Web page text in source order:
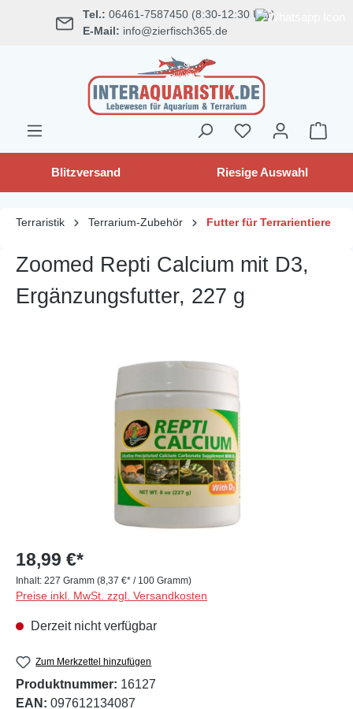
springen Tel.: 06461-7587450 (8:30-12:30 Uhr)
E-Mail: info@zierfisch365.de
Blitzversand Riesige Auswahl
Terraristik Terrarium-Zubehör Futter für Terrarientiere
Zoomed Repti Calcium mit D3,
Ergänzungsfutter, 227 g
Bildergalerie überspringen
18,99 €*
Inhalt: 227 Gramm (8,37 €* / 100 Gramm)
Preise inkl. MwSt. zzgl. Versandkosten
Derzeit nicht verfügbar
Zum Merkzettel hinzufügen
Produktnummer: 16127
EAN: 097612134087